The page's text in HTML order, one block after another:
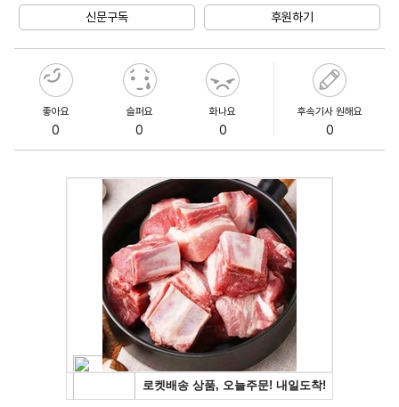
신문구독 후원하기
좋아요
0
슬퍼요
0
화나요
0
후속기사 원해요
0